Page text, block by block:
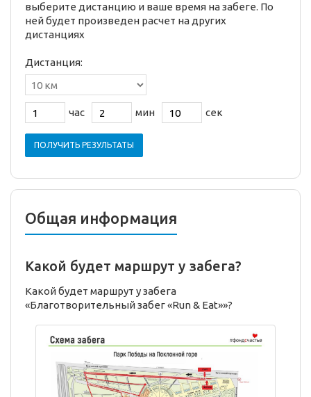
выберите дистанцию и ваше время на забеге. По
ней будет произведен расчет на других
дистанциях
Дистанция:
час мин сек
ПОЛУЧИТЬ РЕЗУЛЬТАТЫ
Общая информация
Какой будет маршрут у забега?
Какой будет маршрут у забега
«Благотворительный забег «Run & Eat»»?